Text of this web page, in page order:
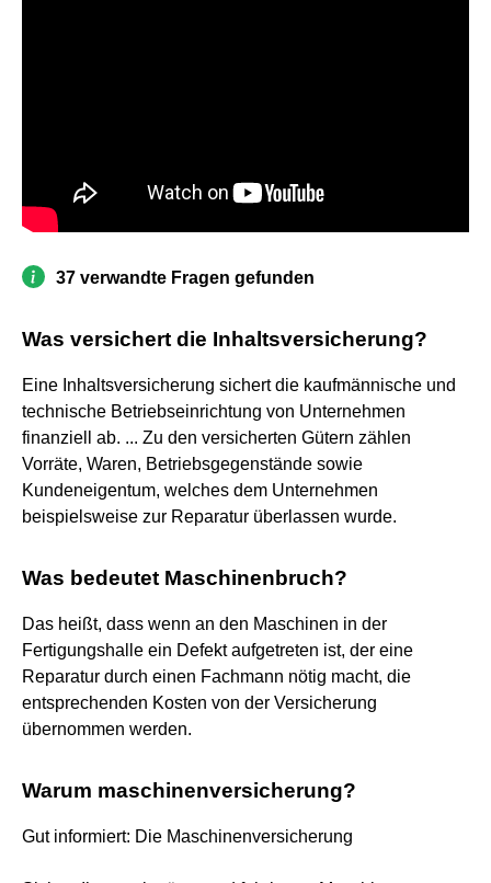
37 verwandte Fragen gefunden
Was versichert die Inhaltsversicherung?
Eine Inhaltsversicherung sichert die kaufmännische und
technische Betriebseinrichtung von Unternehmen
finanziell ab. ... Zu den versicherten Gütern zählen
Vorräte, Waren, Betriebsgegenstände sowie
Kundeneigentum, welches dem Unternehmen
beispielsweise zur Reparatur überlassen wurde.
Was bedeutet Maschinenbruch?
Das heißt, dass wenn an den Maschinen in der
Fertigungshalle ein Defekt aufgetreten ist, der eine
Reparatur durch einen Fachmann nötig macht, die
entsprechenden Kosten von der Versicherung
übernommen werden.
Warum maschinenversicherung?
Gut informiert: Die Maschinenversicherung